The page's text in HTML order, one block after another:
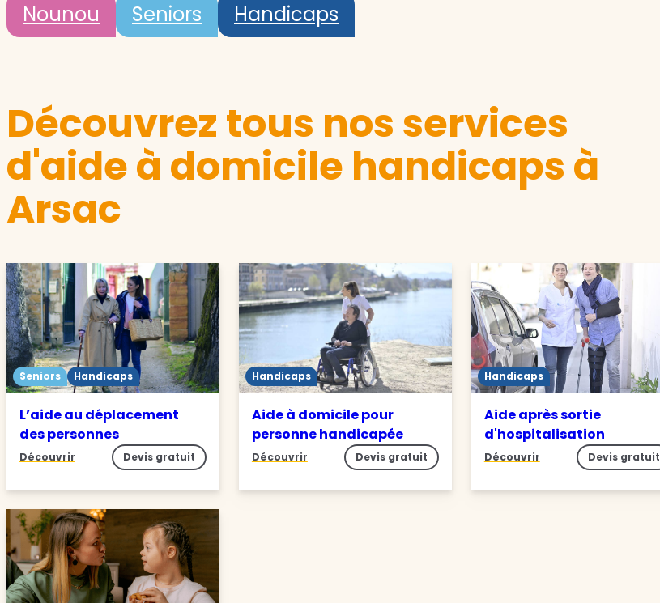
Nounou Seniors Handicaps
Découvrez tous nos services
d'aide à domicile handicaps à
Arsac
Seniors Handicaps
L’aide au déplacement
des personnes
Découvrir Devis gratuit
Handicaps
Aide à domicile pour
personne handicapée
Découvrir Devis gratuit
Handicaps
Aide après sortie
d'hospitalisation
Découvrir Devis gratuit